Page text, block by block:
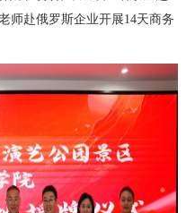
师赴俄罗斯企业开展14天商务